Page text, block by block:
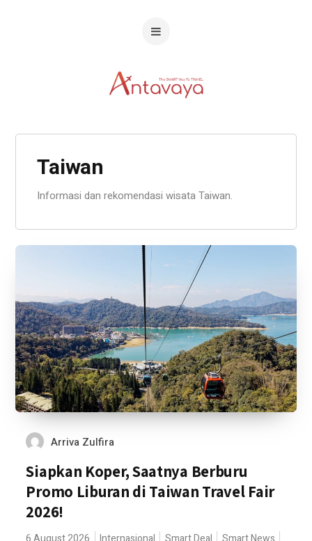
Taiwan
Informasi dan rekomendasi wisata Taiwan.
Arriva Zulfira
Siapkan Koper, Saatnya Berburu
Promo Liburan di Taiwan Travel Fair
2026!